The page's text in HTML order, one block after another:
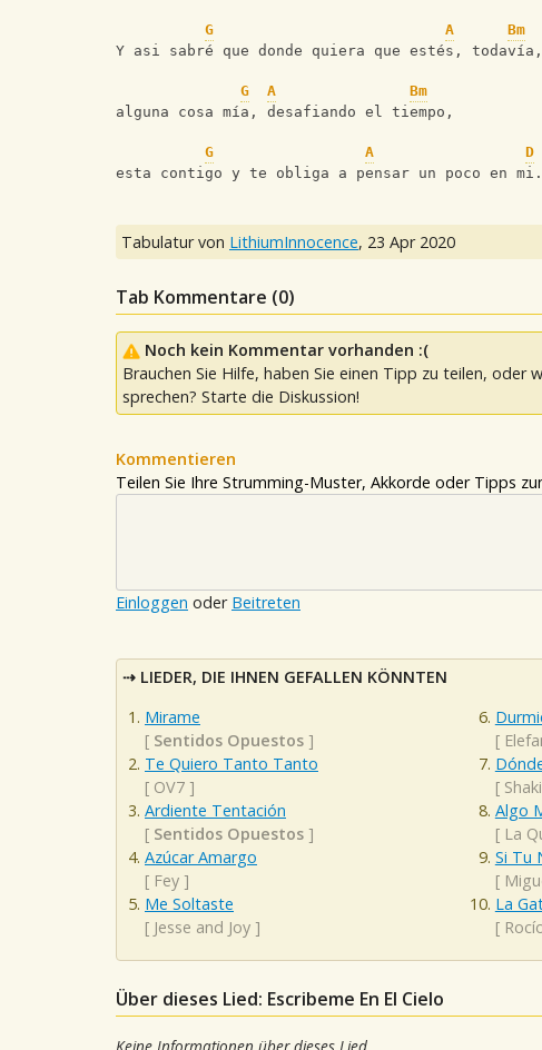
G A
Bm
Y asi sabré que donde quiera que estés, todavía,
G A
Bm
alguna cosa mía, desafiando el tiempo,
G A
D
esta contigo y te obliga a pensar un poco en mi.
Tabulatur von LithiumInnocence, 23 Apr 2020
Tab Kommentare (0)
Noch kein Kommentar vorhanden :(
Brauchen Sie Hilfe, haben Sie einen Tipp zu teilen, oder
sprechen? Starte die Diskussion!
Kommentieren
Teilen Sie Ihre Strumming-Muster, Akkorde oder Tipps
Einloggen oder Beitreten
LIEDER, DIE IHNEN GEFALLEN KÖNNTEN
Mirame
[ Sentidos Opuestos ]
Te Quiero Tanto Tanto
[ OV7 ]
Ardiente Tentación
[ Sentidos Opuestos ]
Azúcar Amargo
[ Fey ]
Me Soltaste
[ Jesse and Joy ]
[
[
Algo
[ La
Si Tu
[
La
[
Über dieses Lied: Escribeme En El Cielo